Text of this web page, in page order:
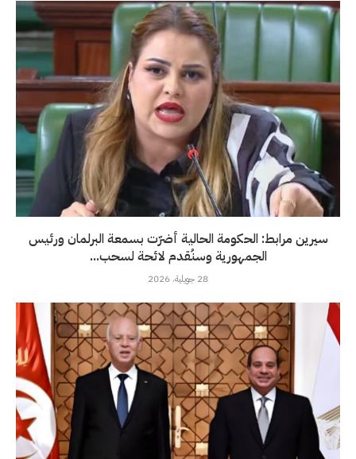
سيرين مرابط: الحكومة الحالية أضرّت بسمعة البرلمان ورئيس
الجمهورية وسنُقدم لائحة لسحب...
28 جويلية، 2026